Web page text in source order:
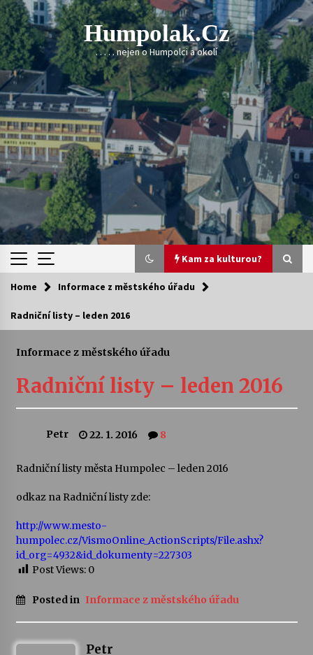
Skip
to
content
Humpolak.cz
. . . . . nejen o Humpolci a okolí
Kam za kulturou?
Kam za kulturou?
Sukuba Ensemble
Vernisáž výstavy Josefíny Duškové: Stávám se
kapkou
30. 7. 2026
Veselí muzikanti
Pozvánka na integrační festival Quijotova
šedesátka: 28. 7.–1. 8. 2026
28. 7. 2026
Jenakaši
28. 7. 2026
Home Informace z městského úřadu
Radniční listy – leden 2016
Informace z městského úřadu
Radniční listy – leden 2016
Petr 22. 1. 2016 8
Radniční listy města Humpolec – leden 2016
odkaz na Radniční listy zde:
http://www.mesto-
humpolec.cz/VismoOnline_ActionScripts/File.ashx?
id_org=4932&id_dokumenty=227303
Post Views: 0
Posted in Informace z městského úřadu
Petr